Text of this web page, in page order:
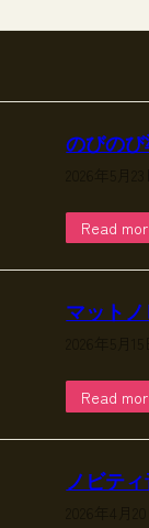
のびの
Read
マット
Read
ノビテ